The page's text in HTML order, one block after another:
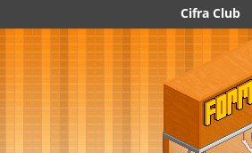
Cifra Club